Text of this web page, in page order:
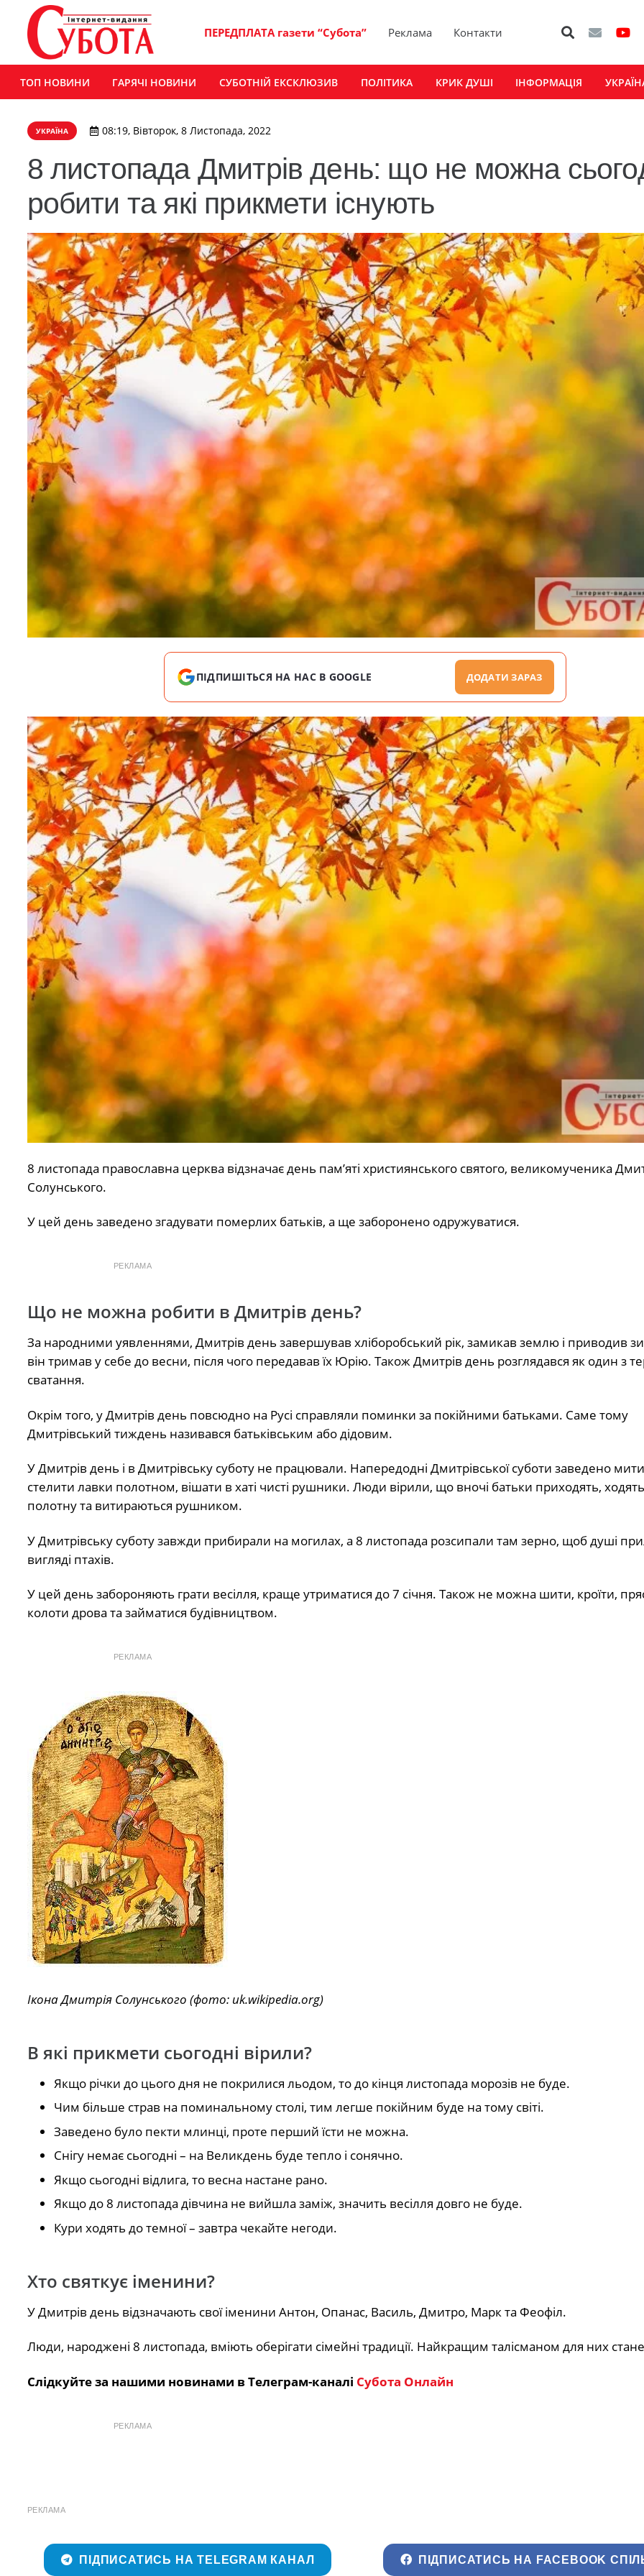
ПЕРЕДПЛАТА газети “Субота” Реклама Контакти
ТОП НОВИНИ ГАРЯЧІ НОВИНИ СУБОТНІЙ ЕКСКЛЮЗИВ ПОЛІТИКА КРИК ДУШІ ІНФОРМАЦІЯ
УКРАЇНА 08:19, Вівторок, 8 Листопада, 2022
8 листопада Дмитрів день: що не можна
робити та які прикмети існують
ПІДПИШІТЬСЯ НА НАС В GOOGLE ДОДАТИ ЗАРАЗ
8 листопада православна церква відзначає день пам’яті християнського святого, великомученика
Солунського.
У цей день заведено згадувати померлих батьків, а ще заборонено одружуватися.
РЕКЛАМА
Що не можна робити в Дмитрів день?
За народними уявленнями, Дмитрів день завершував хліборобський рік, замикав землю і приводив
він тримав у себе до весни, після чого передавав їх Юрію. Також Дмитрів день розглядався як один з
сватання.
Окрім того, у Дмитрів день повсюдно на Русі справляли поминки за покійними батьками. Саме тому
Дмитрівський тиждень називався батьківським або дідовим.
У Дмитрів день і в Дмитрівську суботу не працювали. Напередодні Дмитрівської суботи заведено мити
стелити лавки полотном, вішати в хаті чисті рушники. Люди вірили, що вночі батьки приходять,
полотну та витираються рушником.
У Дмитрівську суботу завжди прибирали на могилах, а 8 листопада розсипали там зерно, щоб душі
вигляді птахів.
У цей день забороняють грати весілля, краще утриматися до 7 січня. Також не можна шити, кроїти,
колоти дрова та займатися будівництвом.
РЕКЛАМА
Ікона Дмитрія Солунського (фото: uk.wikipedia.org)
В які прикмети сьогодні вірили?
Якщо річки до цього дня не покрилися льодом, то до кінця листопада морозів не буде.
Чим більше страв на поминальному столі, тим легше покійним буде на тому світі.
Заведено було пекти млинці, проте перший їсти не можна.
Снігу немає сьогодні – на Великдень буде тепло і сонячно.
Якщо сьогодні відлига, то весна настане рано.
Якщо до 8 листопада дівчина не вийшла заміж, значить весілля довго не буде.
Кури ходять до темної – завтра чекайте негоди.
Хто святкує іменини?
У Дмитрів день відзначають свої іменини Антон, Опанас, Василь, Дмитро, Марк та Феофіл.
Люди, народжені 8 листопада, вміють оберігати сімейні традиції. Найкращим талісманом для них
Слідкуйте за нашими новинами в Телеграм-каналі Субота Онлайн
РЕКЛАМА
РЕКЛАМА
ПІДПИСАТИСЬ НА TELEGRAM КАНАЛ ПІДПИСАТИСЬ НА FACEBOOK